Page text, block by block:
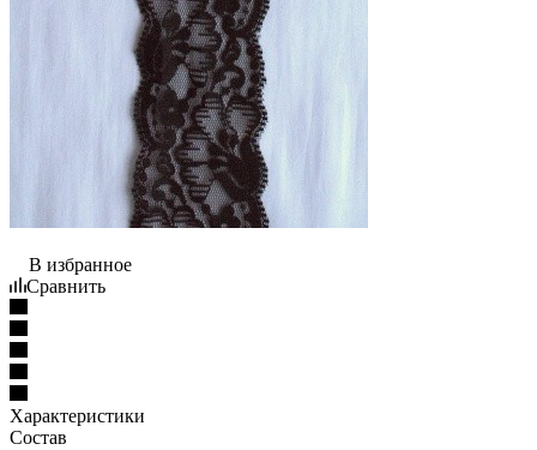
В избранное
Сравнить
Характеристики
Состав